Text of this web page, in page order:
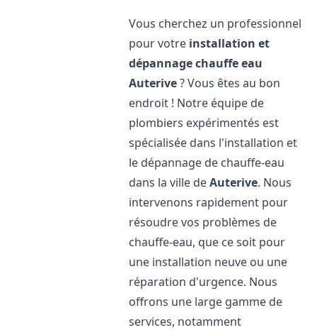
Vous cherchez un professionnel
pour votre installation et
dépannage chauffe eau
Auterive? Vous êtes au bon
endroit ! Notre équipe de
plombiers expérimentés est
spécialisée dans l'installation et
le dépannage de chauffe-eau
dans la ville deAuterive. Nous
intervenons rapidement pour
résoudre vos problèmes de
chauffe-eau, que ce soit pour
une installation neuve ou une
réparation d'urgence. Nous
offrons une large gamme de
services, notamment